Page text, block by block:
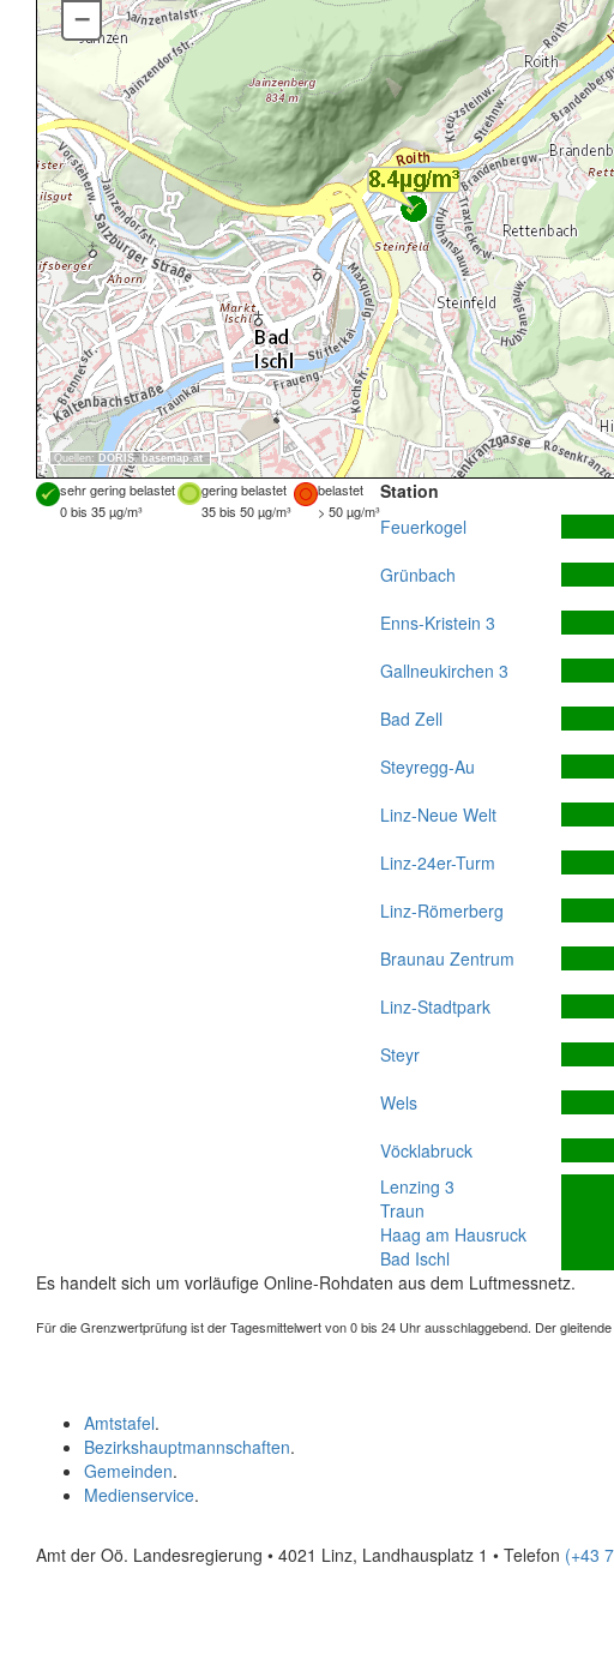
Quellen: DORIS, basemap.at
–
sehr gering belastet gering belastet
belastet
0 bis 35 µg/m³
35 bis 50 µg/m³ > 50 µg/m³
Station
Feuerkogel
Grünbach
Enns-Kristein 3
Gallneukirchen 3
Bad Zell
Steyregg-Au
Linz-Neue Welt
Linz-24er-Turm
Linz-Römerberg
Braunau Zentrum
Linz-Stadtpark
Steyr
Wels
Vöcklabruck
Lenzing 3
Traun
Haag am Hausruck
Bad Ischl
Es handelt sich um vorläufige Online-Rohdaten aus dem Luftmessnetz.
Für die Grenzwertprüfung ist der Tagesmittelwert von 0 bis 24 Uhr ausschlaggebend. Der
Amtstafel.
Bezirkshauptmannschaften.
Gemeinden.
Medienservice.
Amt der Oö. Landesregierung • 4021 Linz, Landhausplatz 1 • Telefon (+43